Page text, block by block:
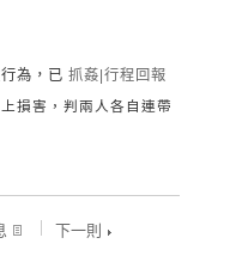
為，已 抓姦|行程回報
損害，判兩人各自連帶
下一則